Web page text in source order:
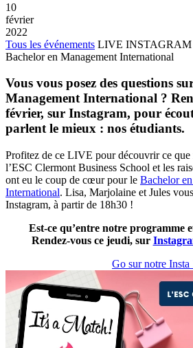
10
février
2022
Tous les événements LIVE INSTAGRAM
Bachelor en Management International
Vous vous posez des questions
Management International ?
février, sur Instagram, pour
parlent le mieux : nos étudiants.
Profitez de ce LIVE pour découvrir ce que
l’ESC Clermont Business School et les
ont eu le coup de cœur pour le Bachelor
International. Lisa, Marjolaine et Jules
Instagram, à partir de 18h30 !
Est-ce qu’entre notre programme
Rendez-vous ce jeudi, sur
Go sur notre Insta